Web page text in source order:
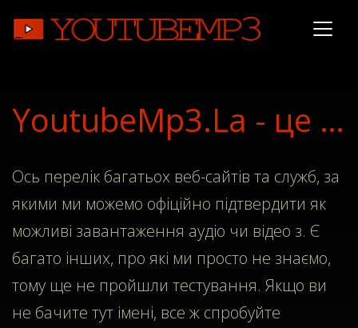
YoutubeMp3.La - це найкращий Інтернет-аудіо-конвертер
Ось перелік багатьох веб-сайтів та служб, за
якими ми можемо офіційно підтвердити як
можливі завантаження аудіо чи відео з. Є
багато інших, про які ми просто не знаємо,
тому ще не пройшли тестування. Якщо ви
не бачите тут імені, все ж спробуйте